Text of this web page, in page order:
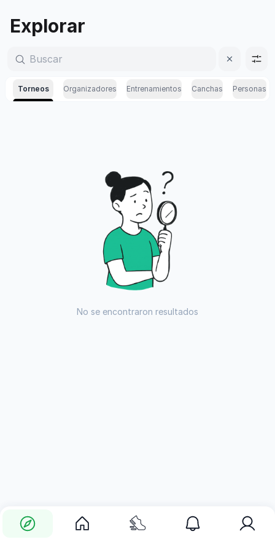
Explorar
Torneos Organizadores Entrenamientos Canchas Personas
No se encontraron resultados